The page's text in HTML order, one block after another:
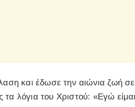
και έδωσε την αιώνια ζωή σε
λόγια του Χριστού: «Εγώ